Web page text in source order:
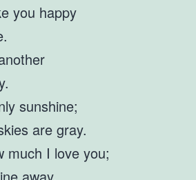
you happy
sunshine;
are gray.
much I love you;